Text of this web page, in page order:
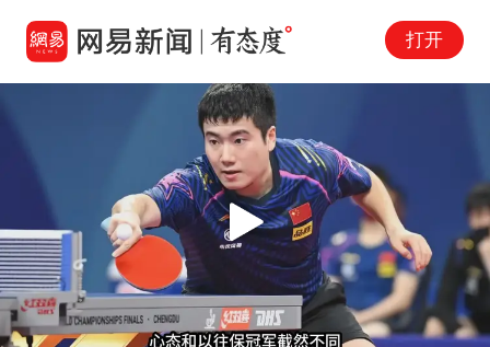
打开
00:00 09:36
Play